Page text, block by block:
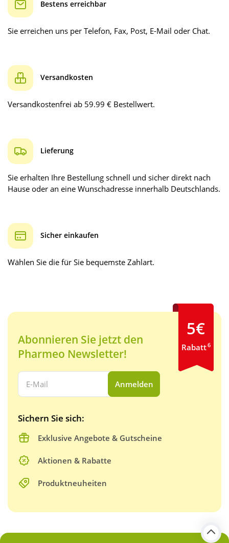
Bestens erreichbar
Sie erreichen uns per Telefon, Fax, Post, E-Mail oder Chat.
Versandkosten
Versandkostenfrei ab 59.99 € Bestellwert.
Lieferung
Sie erhalten Ihre Bestellung schnell und sicher direkt nach
Hause oder an eine Wunschadresse innerhalb Deutschlands.
Sicher einkaufen
Wählen Sie die für Sie bequemste Zahlart.
Abonnieren Sie jetzt den
Pharmeo Newsletter!
Ihre E-Mail Adresse:
Anmelden
Sichern Sie sich:
Exklusive Angebote & Gutscheine
Aktionen & Rabatte
Produktneuheiten
5€
Rabatt6